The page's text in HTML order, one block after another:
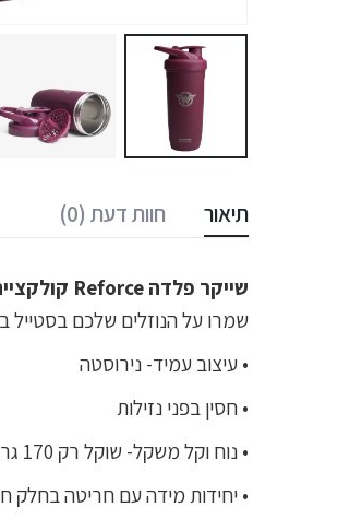
תיאור חוות דעת (0)
שייקר פלדה Reforce קולקציית DC – וונדר וומן 900 מ"ל
שמרו על הנוזלים שלכם בסטייל
• עיצוב עמיד- נירוסטה
• חסין בפני נזילות
• נוח וקל משקל- שוקל רק 170 גרם
• יחידות מידה עם חריטה בחלק